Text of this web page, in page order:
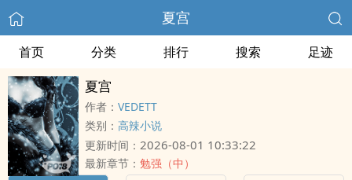
夏宫
首页 分类 排行 搜索 足迹
夏宫
作者： VEDETT
类别： 高辣小说
更新时间： 2026-08-01 10:33:22
最新章节： 勉强（中）